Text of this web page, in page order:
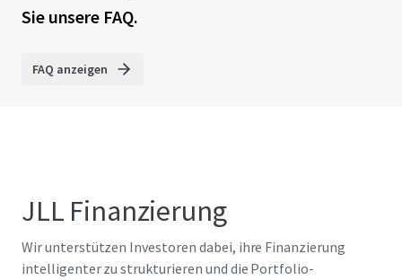
Sie unsere FAQ.
FAQ anzeigen
JLL Finanzierung
Wir unterstützen Investoren dabei, ihre Finanzierung
intelligenter zu strukturieren und die Portfolio-